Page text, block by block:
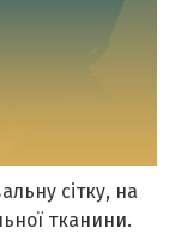
сітку, на
тканини.